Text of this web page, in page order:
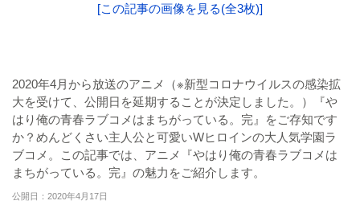
[この記事の画像を見る(全3枚)]
2020年4月から放送のアニメ（※新型コロナウイルスの感染拡
大を受けて、公開日を延期することが決定しました。）『や
はり俺の青春ラブコメはまちがっている。完』をご存知です
か？めんどくさい主人公と可愛いWヒロインの大人気学園ラ
ブコメ。この記事では、アニメ『やはり俺の青春ラブコメは
まちがっている。完』の魅力をご紹介します。
公開日：2020年4月17日